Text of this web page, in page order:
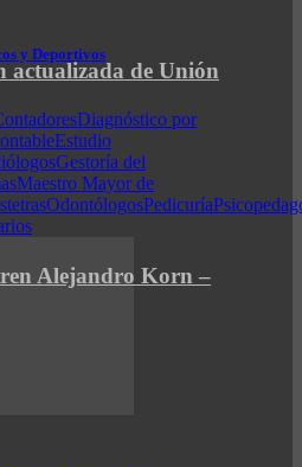
y Deportivos
Diagnóstico por
Estudio
Gestoría del
Maestro Mayor de
OdontólogosPedicuría
actualizada de Unión
Alejandro Korn –